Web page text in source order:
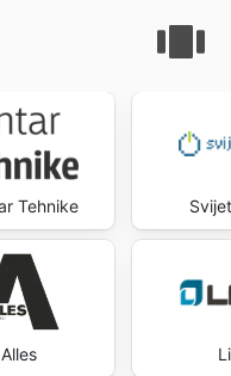
Tehnike
Alles